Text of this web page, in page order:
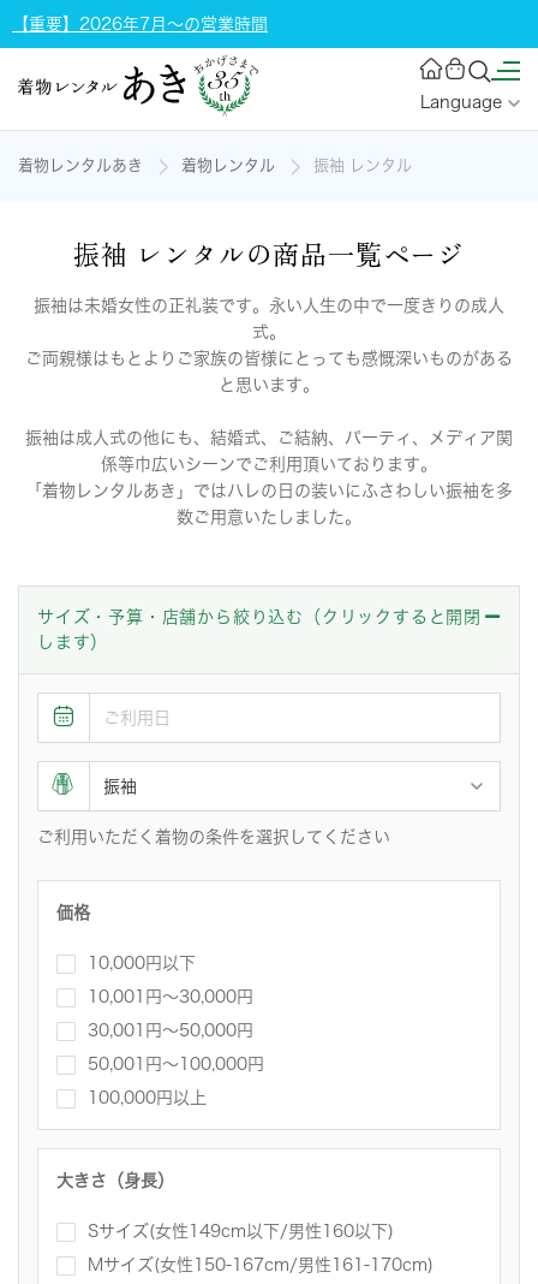
【重要】2026年7月～の営業時間
Language
着物レンタルあき 着物レンタル 振袖 レンタル
振袖 レンタルの商品一覧ページ
振袖は未婚女性の正礼装です。永い人生の中で一度きりの成人
式。
ご両親様はもとよりご家族の皆様にとっても感慨深いものがある
と思います。
振袖は成人式の他にも、結婚式、ご結納、パーティ、メディア関
係等巾広いシーンでご利用頂いております。
「着物レンタルあき」ではハレの日の装いにふさわしい振袖を多
数ご用意いたしました。
サイズ・予算・店舗から絞り込む（クリックすると開閉
します）
ご利用いただく着物の条件を選択してください
価格
10,000円以下
10,001円〜30,000円
30,001円～50,000円
50,001円～100,000円
100,000円以上
大きさ（身長）
Sサイズ(女性149cm以下/男性160以下)
Mサイズ(女性150-167cm/男性161-170cm)